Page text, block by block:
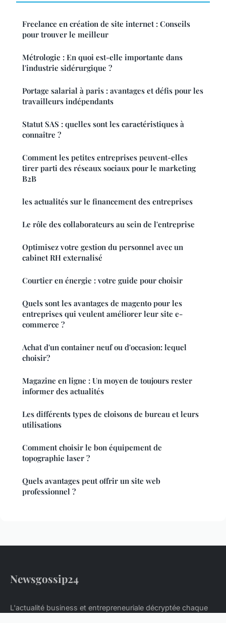
Freelance en création de site internet : Conseils
pour trouver le meilleur
Métrologie : En quoi est-elle importante dans
l'industrie sidérurgique ?
Portage salarial à paris : avantages et défis pour les
travailleurs indépendants
Statut SAS : quelles sont les caractéristiques à
connaître ?
Comment les petites entreprises peuvent-elles
tirer parti des réseaux sociaux pour le marketing
B2B
les actualités sur le financement des entreprises
Le rôle des collaborateurs au sein de l'entreprise
Optimisez votre gestion du personnel avec un
cabinet RH externalisé
Courtier en énergie : votre guide pour choisir
Quels sont les avantages de magento pour les
entreprises qui veulent améliorer leur site e-
commerce ?
Achat d'un container neuf ou d'occasion: lequel
choisir?
Magazine en ligne : Un moyen de toujours rester
informer des actualités
Les différents types de cloisons de bureau et leurs
utilisations
Comment choisir le bon équipement de
topographie laser ?
Quels avantages peut offrir un site web
professionnel ?
Newsgossip24
L'actualité business et entrepreneuriale décryptée chaque